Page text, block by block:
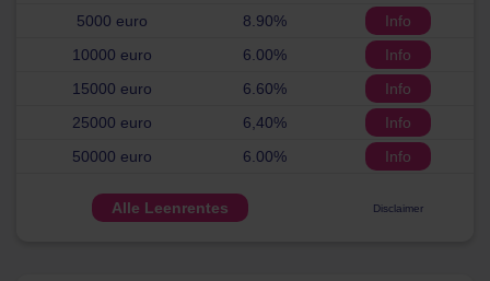
5000 euro 8.90%
Info
10000 euro
6.00%
Info
15000 euro
6.60%
Info
25000 euro
6,40%
Info
50000 euro
6.00% Info
Alle Leenrentes Disclaimer